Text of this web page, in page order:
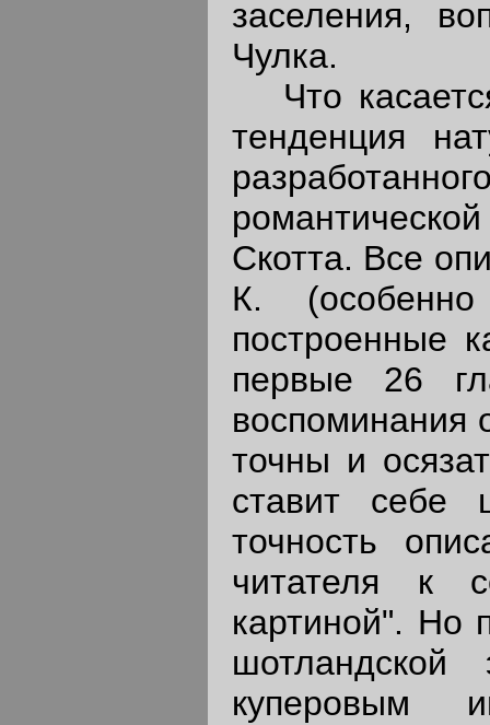
заселения,
Чулка.
Что
тенденция
Скотта. Все
К.
построенные
первые 26
воспоминания
точны и
ставит себе
точность
читателя к
картиной". Но
шотландской
куперовым